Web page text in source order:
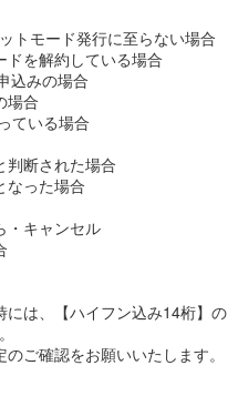
済を利用するだけで8％ポイン
下の条件を満たせば、最大9％
ラム＋1％」を選択 → ポイン
チ決済で最大7％ポイント還元
合わせることで、
まで引き上げることができま
ント還元が実現可能！
トモード発行に至らない場合
を解約している場合
込みの場合
場合
ている場合
判断された場合
なった場合
・キャンセル
は、【ハイフン込み14桁】の
ご確認をお願いいたします。